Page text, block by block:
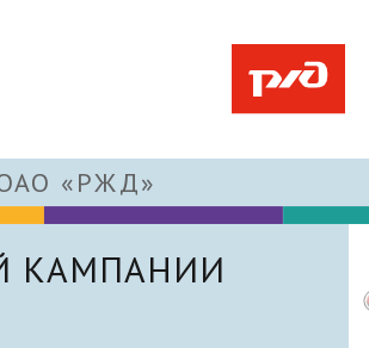
«РЖД»
КАМПАНИИ